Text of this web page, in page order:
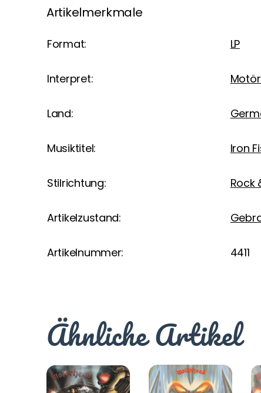
Artikelmerkmale
Format: LP
Interpret:
Land:
Musiktitel: Iron
Stilrichtung: Rock
Artikelzustand:
Artikelnummer: 4411
Ähnliche Artikel